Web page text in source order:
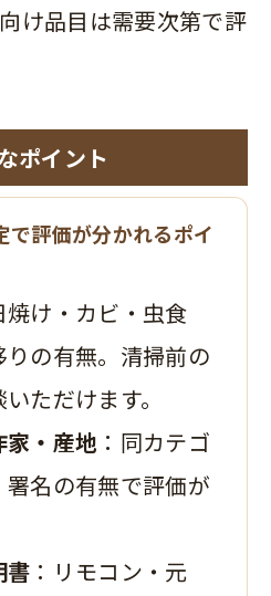
け品目は需要次第で評
ポイント
で評価が分かれるポイ
焼け・カビ・虫食
りの有無。清掃前の
ただけます。
家・産地 ：同カテゴ
署名の有無で評価が
書 ：リモコン・元